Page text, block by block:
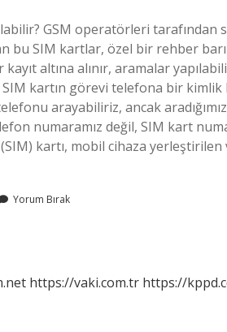
GSM operatörleri tarafından
bu SIM kartlar, özel bir rehber
altına alınır, aramalar
kartın görevi telefona bir kimlik
arayabiliriz, ancak
numaramız değil, SIM kart
kartı, mobil cihaza
Yorum Bırak
https://vaki.com.tr https://